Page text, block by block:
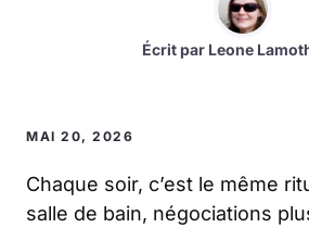
Écrit par Leone
MAI 20, 2026
Chaque soir, c’est le même
salle de bain, négociations